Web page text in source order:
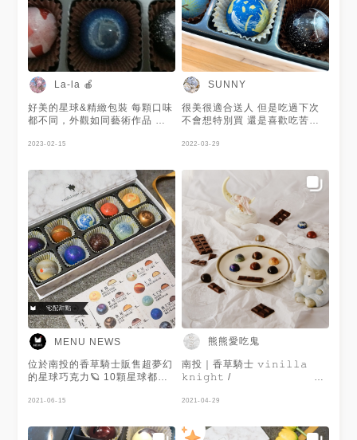
La-la 🍎
好美的星球&精緻包裝 每顆口味
都不同，外觀如同藝術作品 濃
2023-02-15
SUNNY
很美很適合送人 但是吃過下次
不會想特別買 還是喜歡吃苦甜
味）
2022-03-29
MENU NEWS
位於南投的香草騎士販售超夢幻
的星球巧克力🪐 10顆星球都是
人都非常合適🎁 巧克力外皮薄
味都很有層次且不甜膩😋 現在
2021-06-15
熊熊愛吃鬼
南投｜香草騎士 𝚟𝚒𝚗𝚒𝚕𝚕𝚊
𝚔𝚗𝚒𝚐𝚑𝚝 / ⠀⠀⠀⠀⠀⠀⠀⠀⠀⠀⠀
@ilovepinkoi下單宅配，優惠
惠碼 「@𝚙𝚒𝚗𝚔𝚘𝚒𝚖𝚘𝚖」即享
2021-04-29